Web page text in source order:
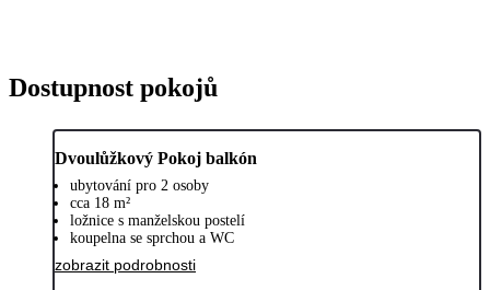
Dostupnost pokojů
Dvoulůžkový Pokoj balkón
ubytování pro 2 osoby
cca 18 m²
ložnice s manželskou postelí
koupelna se sprchou a WC
zobrazit podrobnosti